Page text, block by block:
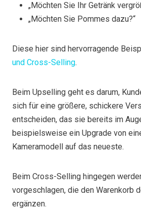
„Möchten Sie Ihr Getränk
„Möchten Sie Pommes dazu?“
Diese hier sind hervorragende
und Cross-Selling.
Beim Upselling geht es darum,
sich für eine größere, schickere
entscheiden, das sie bereits im
beispielsweise ein Upgrade von
Kameramodell auf das neueste.
Beim Cross-Selling hingegen
vorgeschlagen, die den Warenkorb
ergänzen.